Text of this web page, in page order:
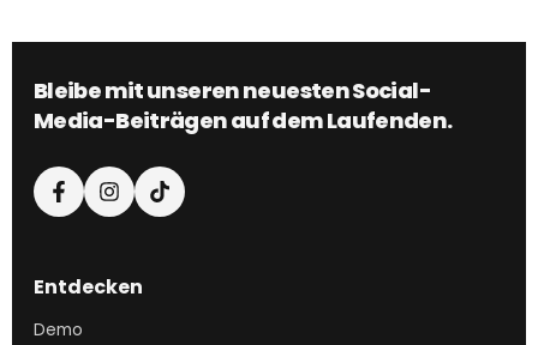
Bleibe mit unseren neuesten Social-
Media-Beiträgen auf dem Laufenden.
Entdecken
Demo